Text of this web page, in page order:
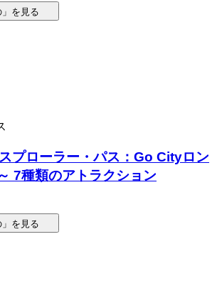
」を見る
プローラー・パス：Go Cityロン
7種類のアトラクション
」を見る